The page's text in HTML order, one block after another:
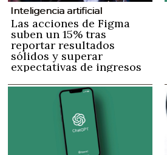
Inteligencia artificial
Las acciones de Figma
suben un 15% tras
reportar resultados
sólidos y superar
expectativas de ingresos